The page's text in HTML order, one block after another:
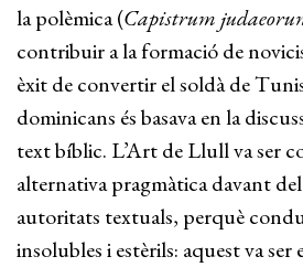
la polèmica (Capistrum
contribuir a la formació de
èxit de convertir el soldà de
dominicans és basava en la
text bíblic. L’Art de Llull va ser
alternativa pragmàtica davant
autoritats textuals, perquè
insolubles i estèrils: aquest va ser